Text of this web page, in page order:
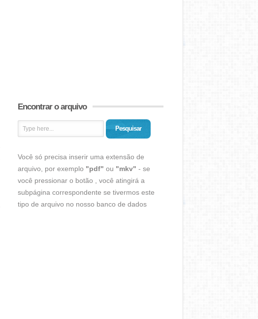
Encontrar o arquivo
Pesquisar
Você só precisa inserir uma extensão de
arquivo, por exemplo "pdf" ou "mkv" - se
você pressionar o botão , você atingirá a
subpágina correspondente se tivermos este
tipo de arquivo no nosso banco de dados